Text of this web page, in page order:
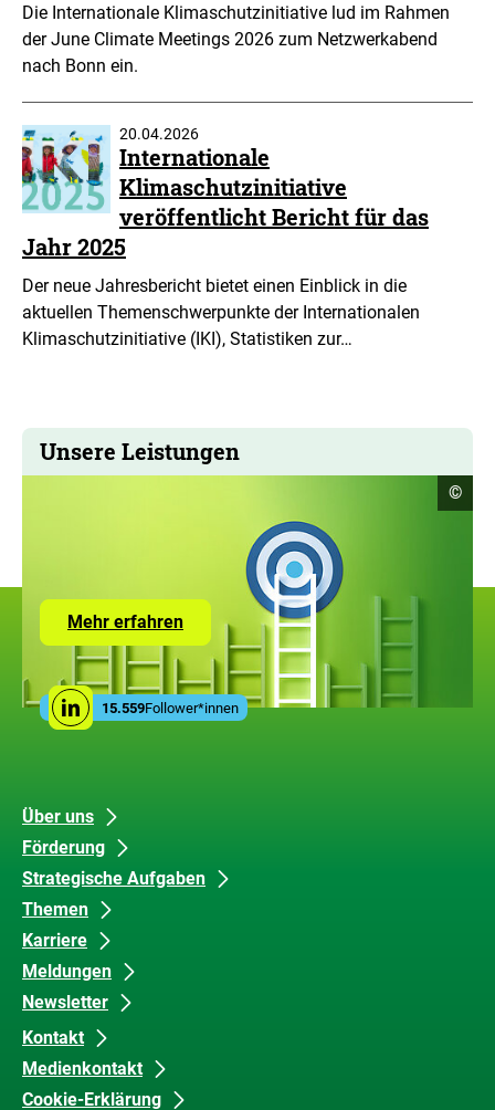
Die Internationale Klimaschutzinitiative lud im Rahmen
der June Climate Meetings 2026 zum Netzwerkabend
nach Bonn ein.
20.04.2026
Internationale
Klimaschutzinitiative
veröffentlicht Bericht für das
Jahr 2025
Der neue Jahresbericht bietet einen Einblick in die
aktuellen Themenschwerpunkte der Internationalen
Klimaschutzinitiative (IKI), Statistiken zur…
Unsere Leistungen
Mehr erfahrenZur
Seite
den
Leistungen
der
ZUG
Social
MediaLinkedin
15.559Follower*innen
©
Unsere
Inhalte
Über uns
Förderung
Strategische Aufgaben
Themen
Karriere
Meldungen
Newsletter
Datenschutz
und
Barrierefreiheit
Kontakt
Medienkontakt
Cookie-Erklärung